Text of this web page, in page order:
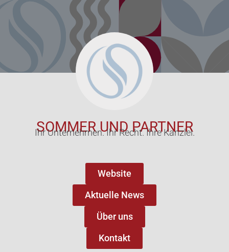
SOMMER UND PARTNER
Ihr Unternehmen. Ihr Recht. Ihre Kanzlei.
Website
Aktuelle News
Über uns
Kontakt